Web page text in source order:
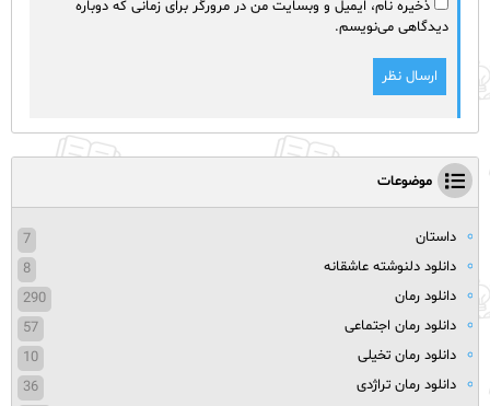
ذخیره نام، ایمیل و وبسایت من در مرورگر برای زمانی که دوباره
دیدگاهی می‌نویسم.
موضوعات
داستان
7
دانلود دلنوشته عاشقانه
8
دانلود رمان
290
دانلود رمان اجتماعی
57
دانلود رمان تخیلی
10
دانلود رمان تراژدی
36